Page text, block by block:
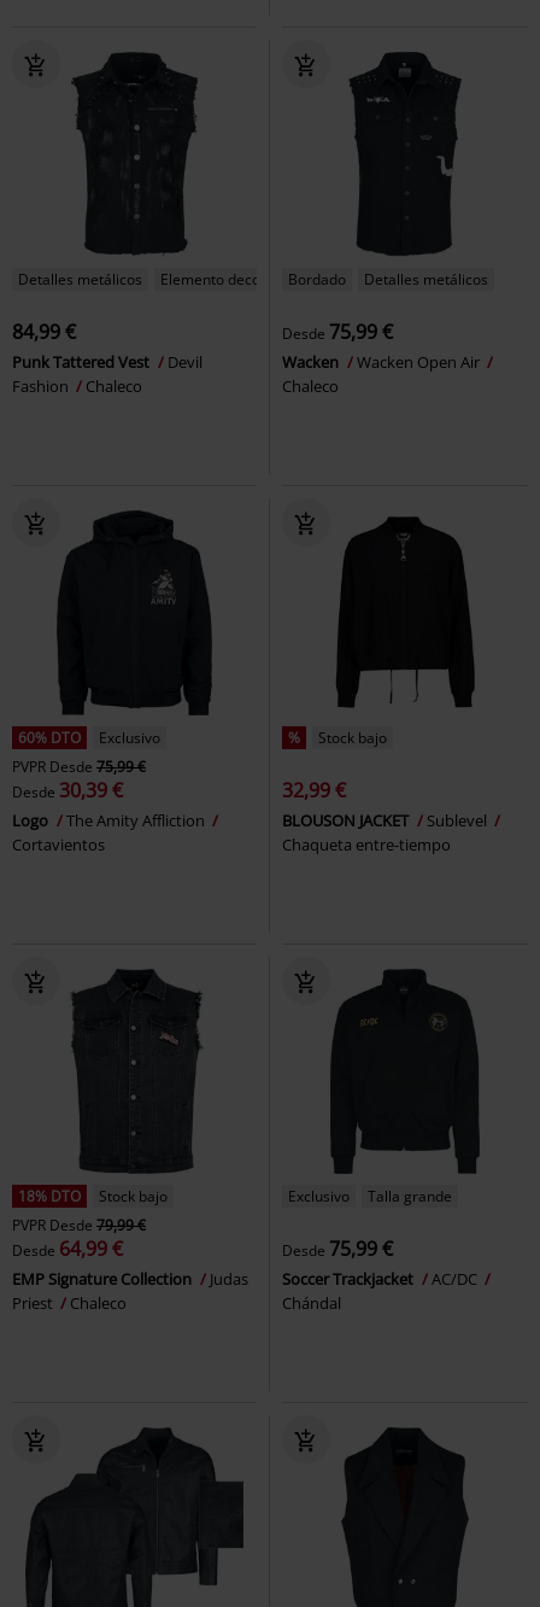
Detalles metálicos Elemento decorativo
84,99 €
Punk Tattered Vest
Devil
Fashion
Chaleco
Bordado Detalles metálicos
Desde 75,99 €
Wacken
Wacken Open Air
Chaleco
60% DTO
Exclusivo
PVPR Desde 75,99 €
Desde 30,39 €
Logo
The Amity Affliction
Cortavientos
% Stock bajo
32,99 €
BLOUSON JACKET
Sublevel
Chaqueta entre-tiempo
18% DTO
Stock bajo
PVPR Desde 79,99 €
Desde 64,99 €
EMP Signature Collection
Judas
Priest
Chaleco
Exclusivo Talla grande
Desde 75,99 €
Soccer Trackjacket
AC/DC
Chándal